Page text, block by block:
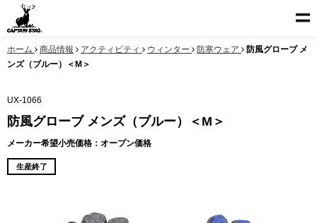
ホーム 商品情報 アクティビティ ウィンター 防寒ウェア
防風グローブ メ
ンズ（ブルー）＜M＞
UX-1066
防風グローブ メンズ（ブルー）＜M＞
メーカー希望小売価格：オープン価格
生産終了